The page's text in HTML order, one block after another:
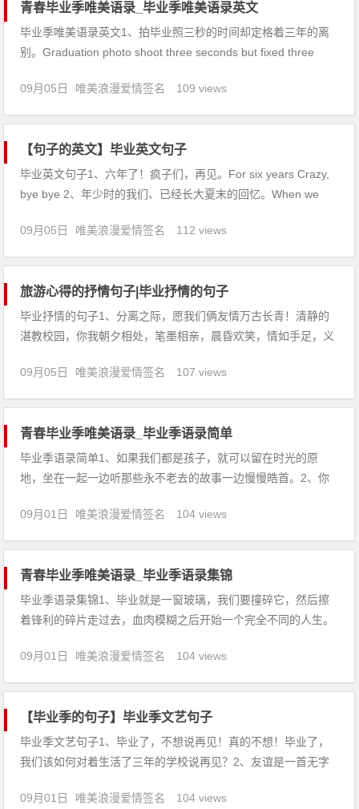
青春毕业季唯美语录_毕业季唯美语录英文
毕业季唯美语录英文1、拍毕业照三秒的时间却定格着三年的离
别。Graduation photo shoot three seconds but fixed three
已斑。The clouds parted, water
09月05日 唯美浪漫爱情签名 109 views
【句子的英文】毕业英文句子
毕业英文句子1、六年了！疯子们，再见。For six years Crazy,
bye bye 2、年少时的我们、已经长大夏末的回忆。When we
3、这个年龄的我们总是莫名
09月05日 唯美浪漫爱情签名 112 views
旅游心得的抒情句子|毕业抒情的句子
毕业抒情的句子1、分离之际，愿我们俩友情万古长青！清静的
湛教校园，你我朝夕相处，笔墨相亲，晨昏欢笑，情如手足，义
四年的时光就这样从指缝间流走了。你会哭吗？我已润湿了眼
眶。3、假如你曾有过虚度的时光，请不要以叹息作为补偿；明
09月05日 唯美浪漫爱情签名 107 views
青春毕业季唯美语录_毕业季语录简单
毕业季语录简单1、如果我们都是孩子，就可以留在时光的原
地，坐在一起一边听那些永不老去的故事一边慢慢皓首。2、你
吟。你的正直、善良、纯朴和刚毅，在我心灵的铁板上迸出耀眼
的火花。3、毕业了，有时候，其实这个世界上没有那么多的如
09月01日 唯美浪漫爱情签名 104 views
青春毕业季唯美语录_毕业季语录集锦
毕业季语录集锦1、毕业就是一窗玻璃，我们要撞碎它，然后擦
着锋利的碎片走过去，血肉模糊之后开始一个完全不同的人生。
临了。3、毕业后，我们还会不会再见？4、我们的友谊是一杯香
醇可口的老酒，时间逝去之后，味道则愈浓烈，
09月01日 唯美浪漫爱情签名 104 views
【毕业季的句子】毕业季文艺句子
毕业季文艺句子1、毕业了，不想说再见！真的不想！毕业了，
我们该如何对着生活了三年的学校说再见？2、友谊是一首无字
里，为你不退的步伐奏一曲动人的华尔兹。年年岁岁，岁岁年
09月01日 唯美浪漫爱情签名 104 views